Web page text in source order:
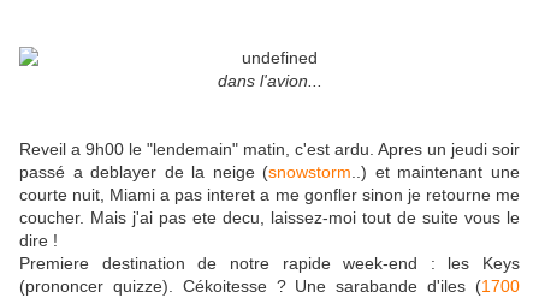
dans l'avion...
Reveil a 9h00 le "lendemain" matin, c'est ardu. Apres un jeudi soir
passé a deblayer de la neige (snowstorm ..) et maintenant une
courte nuit, Miami a pas interet a me gonfler sinon je retourne me
coucher. Mais j'ai pas ete decu, laissez-moi tout de suite vous le
dire !
Premiere destination de notre rapide week-end : les Keys
(prononcer quizze). Cékoitesse ? Une sarabande d'iles (1700